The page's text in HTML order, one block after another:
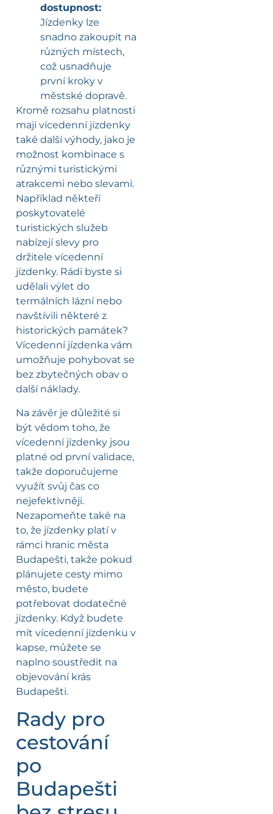
dostupnost:
Jízdenky lze
snadno zakoupit na
různých místech,
což usnadňuje
první kroky v
městské dopravě.
Kromě rozsahu platnosti
mají vícedenní jízdenky
také další výhody, jako je
možnost kombinace s
různými turistickými
atrakcemi nebo slevami.
Například někteří
poskytovatelé
turistických služeb
nabízejí slevy pro
držitele vícedenní
jízdenky. Rádi byste si
udělali výlet do
termálních lázní nebo
navštívili některé z
historických památek?
Vícedenní jízdenka vám
umožňuje pohybovat se
bez zbytečných obav o
další náklady.
Na závěr je důležité si
být vědom toho, že
vícedenní jízdenky jsou
platné od první validace,
takže doporučujeme
využít svůj čas co
nejefektivněji.
Nezapomeňte také na
to, že jízdenky platí v
rámci hranic města
Budapešti, takže pokud
plánujete cesty mimo
město, budete
potřebovat dodatečné
jízdenky. Když budete
mít vícedenní jízdenku v
kapse, můžete se
naplno soustředit na
objevování krás
Budapešti.
Rady pro
cestování
po
Budapešti